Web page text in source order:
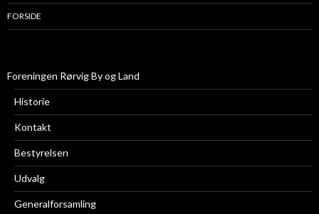
FORSIDE
Foreningen Rørvig By og Land
Historie
Kontakt
Bestyrelsen
Udvalg
Generalforsamling